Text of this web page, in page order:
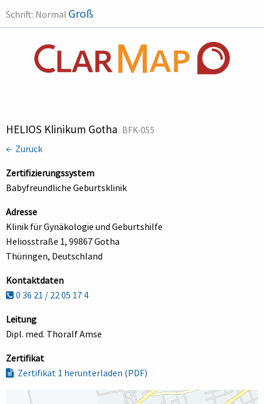
Schrift: Normal Groß
HELIOS Klinikum Gotha BFK-055
← Zurück
Zertifizierungssystem
Babyfreundliche Geburtsklinik
Adresse
Klinik für Gynäkologie und Geburtshilfe
Heliosstraße 1, 99867 Gotha
Thüringen, Deutschland
Kontaktdaten
0 36 21 / 22 05 17 4
Leitung
Dipl. med. Thoralf Amse
Zertifikat
Zertifikat 1 herunterladen (PDF)